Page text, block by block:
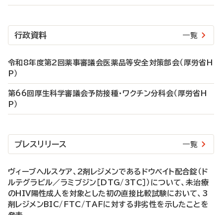
行政資料 一覧
令和8年度第2回薬事審議会医薬品等安全対策部会（厚労省H
P）
第66回厚生科学審議会予防接種・ワクチン分科会（厚労省H
P）
プレスリリース 一覧
ヴィーブヘルスケア、2剤レジメンであるドウベイト配合錠（ド
ルテグラビル／ラミブジン［DTG/3TC］）について、未治療
のHIV陽性成人を対象とした初の直接比較試験において、3
剤レジメンBIC/FTC/TAFに対する非劣性を示したことを